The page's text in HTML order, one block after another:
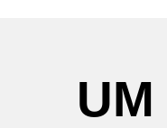
UM